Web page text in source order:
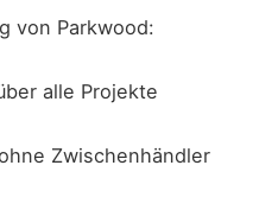
von Parkwood:
alle Projekte
Zwischenhändler